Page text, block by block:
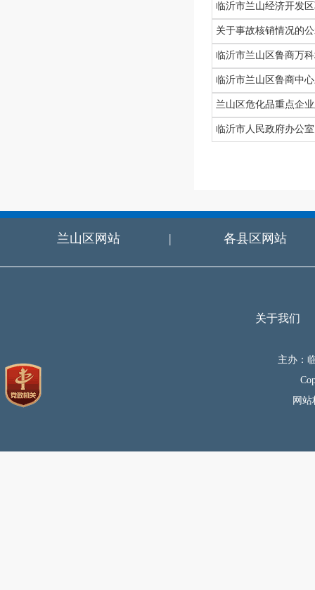
临沂市兰山经济开发
关于事故核销情况的
临沂市兰山区鲁商万
临沂市兰山区鲁商中
兰山区危化品重点企
临沂市人民政府办公
兰山区网站 | 各县区网站
关于我们
主办：
网站